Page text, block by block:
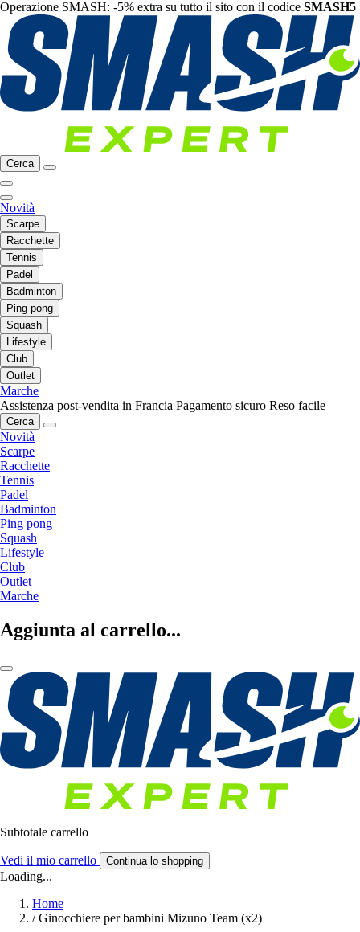
Operazione SMASH: -5% extra su tutto il sito con il codice SMASH5
Cerca
Novità
Scarpe
Racchette
Tennis
Padel
Badminton
Ping pong
Squash
Lifestyle
Club
Outlet
Marche
Assistenza post-vendita in Francia Pagamento sicuro Reso facile
Cerca
Novità
Scarpe
Racchette
Tennis
Padel
Badminton
Ping pong
Squash
Lifestyle
Club
Outlet
Marche
Aggiunta al carrello...
Subtotale carrello
Vedi il mio carrello Continua lo shopping
Loading...
Home
/ Ginocchiere per bambini Mizuno Team (x2)